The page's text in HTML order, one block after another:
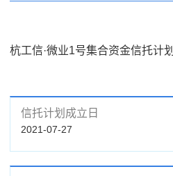
杭工信·微业1号集合资金信托计划
信托计划成立日
2021-07-27